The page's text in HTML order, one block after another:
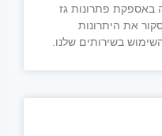
פתרונות גז
את היתרונות
בשירותים שלנו.